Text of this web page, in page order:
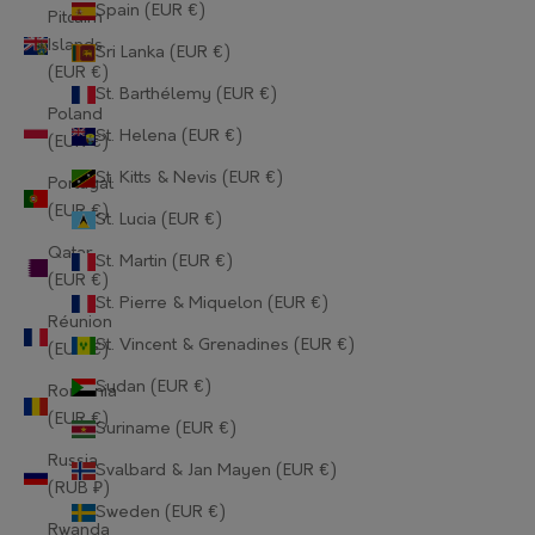
Pitcairn
Islands
(EUR €)
Poland
(EUR €)
Portugal
(EUR €)
Qatar
(EUR €)
Réunion
(EUR €)
Romania
(EUR €)
Russia
(RUB ₽)
Rwanda
Spain (EUR €)
Sri Lanka (EUR €)
St. Barthélemy (EUR €)
St. Helena (EUR €)
St. Kitts & Nevis (EUR €)
St. Lucia (EUR €)
St. Martin (EUR €)
St. Pierre & Miquelon (EUR €)
St. Vincent & Grenadines (EUR €)
Sudan (EUR €)
Suriname (EUR €)
Svalbard & Jan Mayen (EUR €)
Sweden (EUR €)
Guernsey (EUR €)
Guinea (EUR €)
Guinea-Bissau (EUR €)
Haiti (EUR €)
Honduras (EUR €)
Hong Kong SAR (EUR €)
Hungary (EUR €)
Iceland (EUR €)
India (EUR €)
Indonesia (EUR €)